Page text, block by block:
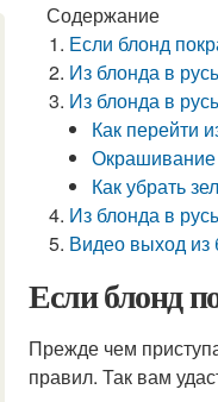
Содержание
Если блонд
Из блонда в
Из блонда в
Как перейти
Как убрать
Из блонда в
Видео выход из
Если блонд
Прежде чем
правил. Так вам